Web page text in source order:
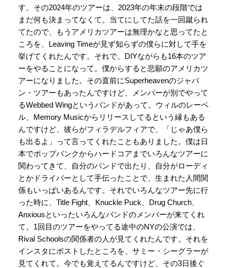
す。その2024年のツアーは、2023年の年末の段階では
まだ何も決まってなくて。当てにしてた話を一回蹴られ
てたので、もうアメリカツアーは無理かなと思ってたと
ころを、Leaving Timeが見ず知らずの僕らに対して手を
挙げてくれたんです。それで、DIYながらも16本のツア
ーをやることになって。僕からすると悲願のアメリカツ
アーになりました。その直前にSuperheavenのジャパ
ン・ツアーもあったんですけど、メンバーが別でやって
るWebbed Wingというバンドがあって。ウィルのレーベ
ル、Memory Musicからリリースしてるという縁もある
んですけど、彼らがフィラデルフィアで、「じゃあ僕ら
も出るよ」って言ってくれたこともありました。僕は日
本でポップパンクからハードコアまでいろんなツアーに
関わってきて、自分のバンドで出たり、自分がローディ
とかドライバーとして手伝ったことで、生まれた人間関
係もいっぱいあるんです。それでいろんなツアー先に行
った時に、Title Fight、Knuckle Puck、Drug Church、
Anxiousといったいろんなバンドのメンバーが来てくれ
て。1回目のツアーをやってる途中のNYの公演では、
Rival Schoolsの関係者の人が見てくれたんです。それを
インスタにポストしたところを、サミー・シーグラーが
見てくれて。今でも覚えてるんですけど、その3日後ぐ